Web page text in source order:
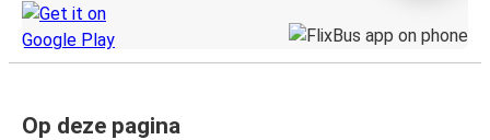
Op deze pagina